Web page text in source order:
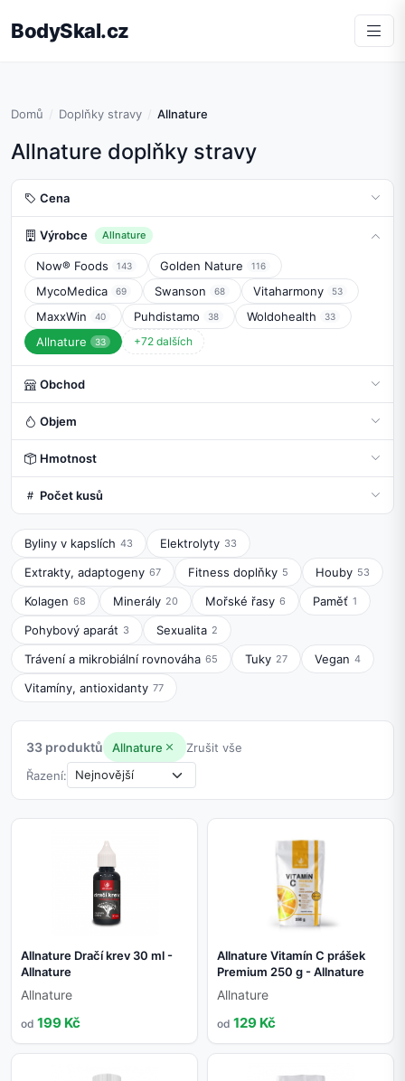
BodySkal.cz
Domů Doplňky stravy Allnature
Allnature doplňky stravy
Cena
Výrobce Allnature
Now® Foods 143 Golden Nature 116
MycoMedica 69 Swanson 68 Vitaharmony 53
MaxxWin 40 Puhdistamo 38 Woldohealth 33
Allnature 33 +72 dalších
Obchod
Objem
Hmotnost
Počet kusů
Byliny v kapslích 43 Elektrolyty 33
Extrakty, adaptogeny 67 Fitness doplňky 5 Houby 53
Kolagen 68 Minerály 20 Mořské řasy 6 Paměť 1
Pohybový aparát 3 Sexualita 2
Trávení a mikrobiální rovnováha 65 Tuky 27 Vegan 4
Vitamíny, antioxidanty 77
33 produktů Allnature
Zrušit vše
Řazení:
Allnature Dračí krev 30 ml -
Allnature
Allnature
od 199 Kč
Allnature Vitamín C prášek
Premium 250 g - Allnature
Allnature
od 129 Kč